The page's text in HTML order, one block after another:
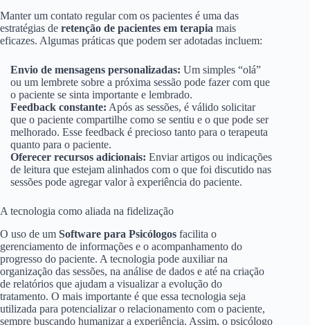
Manter um contato regular com os pacientes é uma das
estratégias de retenção de pacientes em terapia mais
eficazes. Algumas práticas que podem ser adotadas incluem:
Envio de mensagens personalizadas: Um simples “olá”
ou um lembrete sobre a próxima sessão pode fazer com que
o paciente se sinta importante e lembrado.
Feedback constante: Após as sessões, é válido solicitar
que o paciente compartilhe como se sentiu e o que pode ser
melhorado. Esse feedback é precioso tanto para o terapeuta
quanto para o paciente.
Oferecer recursos adicionais: Enviar artigos ou indicações
de leitura que estejam alinhados com o que foi discutido nas
sessões pode agregar valor à experiência do paciente.
A tecnologia como aliada na fidelização
O uso de um Software para Psicólogos facilita o
gerenciamento de informações e o acompanhamento do
progresso do paciente. A tecnologia pode auxiliar na
organização das sessões, na análise de dados e até na criação
de relatórios que ajudam a visualizar a evolução do
tratamento. O mais importante é que essa tecnologia seja
utilizada para potencializar o relacionamento com o paciente,
sempre buscando humanizar a experiência. Assim, o psicólogo